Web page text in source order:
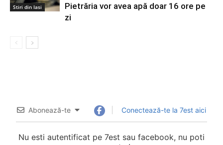
Stiri din Iasi
Pietrăria vor avea apă doar 16 ore pe
zi
Abonează-te Conectează-te la 7est aici
Nu esti autentificat pe 7est sau facebook, nu poti